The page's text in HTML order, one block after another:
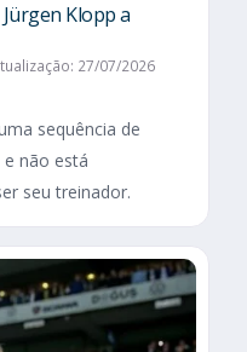
Klopp a
27/07/2026
sequência de
não está
seu treinador.